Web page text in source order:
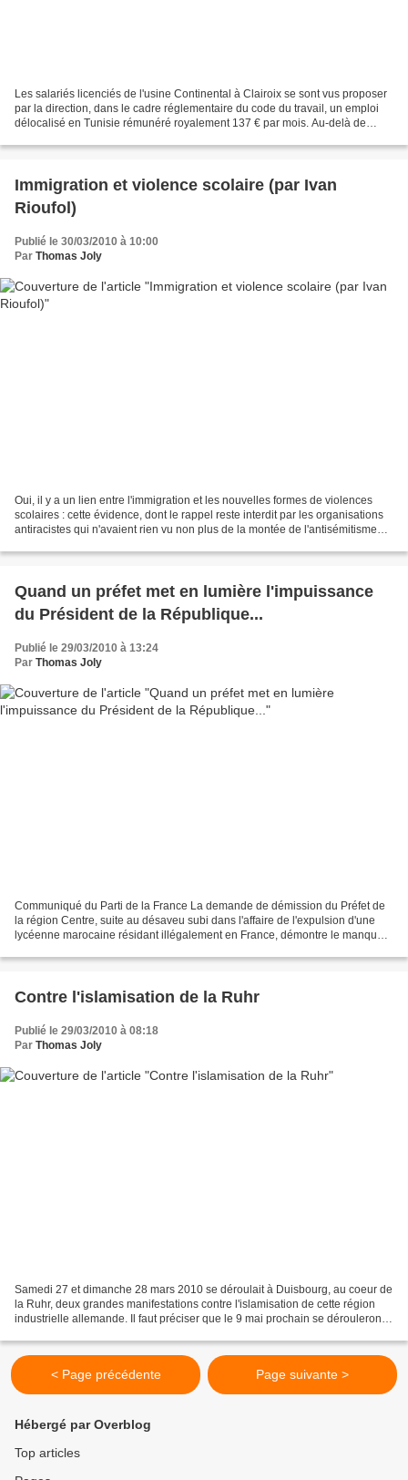
Les salariés licenciés de l'usine Continental à Clairoix se sont vus proposer
par la direction, dans le cadre réglementaire du code du travail, un emploi
délocalisé en Tunisie rémunéré royalement 137 € par mois. Au-delà de
Immigration et violence scolaire (par Ivan
Rioufol)
Publié le 30/03/2010 à 10:00
Par Thomas Joly
Oui, il y a un lien entre l'immigration et les nouvelles formes de violences
scolaires : cette évidence, dont le rappel reste interdit par les organisations
antiracistes qui n'avaient rien vu non plus de la montée de l'antisémitisme
Quand un préfet met en lumière l'impuissance
du Président de la République...
Publié le 29/03/2010 à 13:24
Par Thomas Joly
Communiqué du Parti de la France La demande de démission du Préfet de
la région Centre, suite au désaveu subi dans l'affaire de l'expulsion d'une
lycéenne marocaine résidant illégalement en France, démontre le manque
Contre l'islamisation de la Ruhr
Publié le 29/03/2010 à 08:18
Par Thomas Joly
Samedi 27 et dimanche 28 mars 2010 se déroulait à Duisbourg, au coeur de
la Ruhr, deux grandes manifestations contre l'islamisation de cette région
industrielle allemande. Il faut préciser que le 9 mai prochain se dérouleront
< Page précédente Page suivante >
Hébergé par Overblog
Top articles